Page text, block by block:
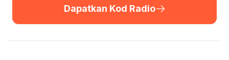
Dapatkan Kod Radio